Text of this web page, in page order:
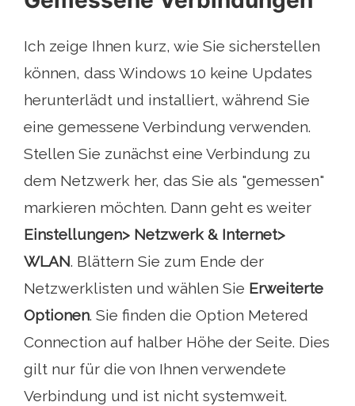
Ich zeige Ihnen kurz, wie Sie sicherstellen
können, dass Windows 10 keine Updates
herunterlädt und installiert, während Sie
eine gemessene Verbindung verwenden.
Stellen Sie zunächst eine Verbindung zu
dem Netzwerk her, das Sie als "gemessen"
markieren möchten. Dann geht es weiter
Einstellungen> Netzwerk & Internet>
WLAN. Blättern Sie zum Ende der
Netzwerklisten und wählen Sie Erweiterte
Optionen. Sie finden die Option Metered
Connection auf halber Höhe der Seite. Dies
gilt nur für die von Ihnen verwendete
Verbindung und ist nicht systemweit.